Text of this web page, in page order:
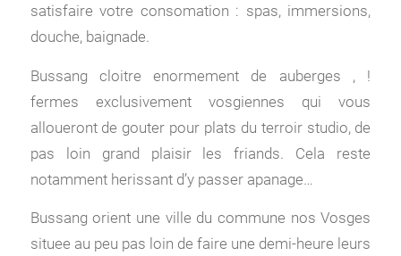
satisfaire votre consomation : spas, immersions,
douche, baignade.
Bussang cloitre enormement de auberges , !
fermes exclusivement vosgiennes qui vous
alloueront de gouter pour plats du terroir studio, de
pas loin grand plaisir les friands. Cela reste
notamment herissant d’y passer apanage…
Bussang orient une ville du commune nos Vosges
situee au peu pas loin de faire une demi-heure leurs